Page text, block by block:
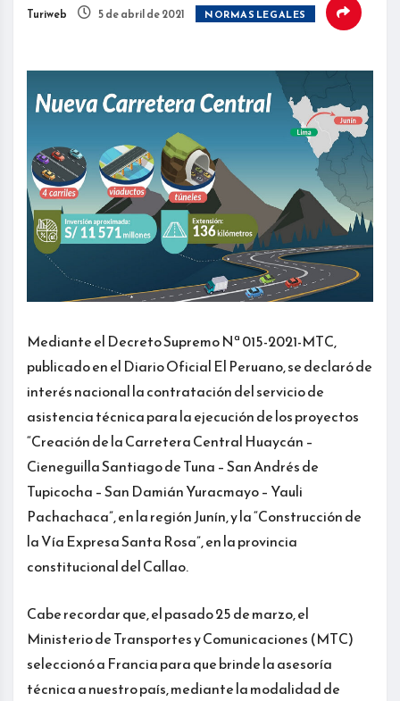
Turiweb 5 de abril de 2021 NORMAS LEGALES
Mediante el Decreto Supremo Nª 015-2021-MTC,
publicado en el Diario Oficial El Peruano, se declaró de
interés nacional la contratación del servicio de
asistencia técnica para la ejecución de los proyectos
“Creación de la Carretera Central Huaycán –
Cieneguilla Santiago de Tuna – San Andrés de
Tupicocha – San Damián Yuracmayo – Yauli
Pachachaca”, en la región Junín, y la “Construcción de
la Vía Expresa Santa Rosa”, en la provincia
constitucional del Callao.
Cabe recordar que, el pasado 25 de marzo, el
Ministerio de Transportes y Comunicaciones (MTC)
seleccionó a Francia para que brinde la asesoría
técnica a nuestro país, mediante la modalidad de